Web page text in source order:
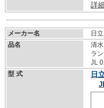
詳
メーカー名
日
品名
清
ラ
JL
型 式
日